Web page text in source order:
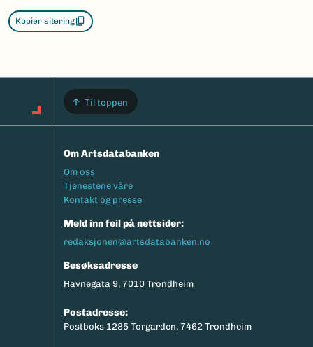
Kopier sitering
Til toppen
Om Artsdatabanken
Footermeny
Om oss
Tjenestene våre
Kontakt og presse
Meld inn feil på nettsider:
redaksjonen@artsdatabanken.no
Besøksadresse
Havnegata 9, 7010 Trondheim
Postadresse:
Postboks 1285 Torgarden, 7462 Trondheim